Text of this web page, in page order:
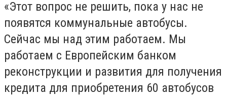
«Этот вопрос не решить, пока у нас не
появятся коммунальные автобусы.
Сейчас мы над этим работаем. Мы
работаем с Европейским банком
реконструкции и развития для получения
кредита для приобретения 60 автобусов